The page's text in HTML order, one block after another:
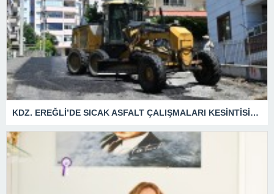
KDZ. EREĞLİ’DE SICAK ASFALT ÇALIŞMALARI KESİNTİSİZ SÜRÜYOR